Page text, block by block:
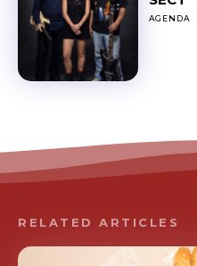
AGENDA
RELATED ARTICLES